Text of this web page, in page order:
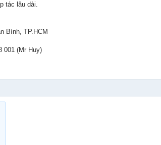
tác lâu dài.
Bình, TP.HCM
001 (Mr Huy)